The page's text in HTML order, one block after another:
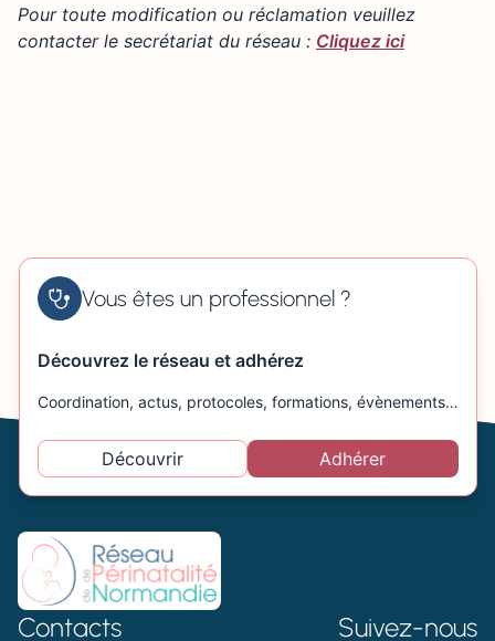
Pour toute modification ou réclamation veuillez
contacter le secrétariat du réseau : Cliquez ici
Vous êtes un professionnel ?
Découvrez le réseau et adhérez
Coordination, actus, protocoles, formations, évènements…
Découvrir Adhérer
Contacts Suivez-nous